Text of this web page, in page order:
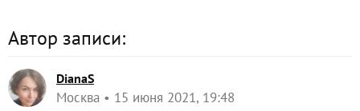
Автор записи:
DianaS
Москва 15 июня 2021, 19:48